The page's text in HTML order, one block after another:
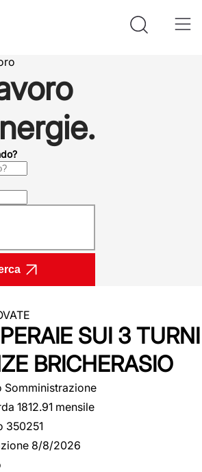
SUI 3 TURNI
BRICHERASIO
Somministrazione
1812.91 mensile
350251
8/8/2026